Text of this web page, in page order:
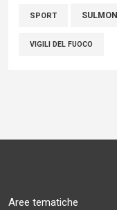
SPORT
VIGILI DEL FUOCO
Aree tematiche